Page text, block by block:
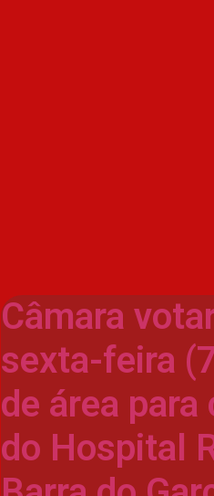
Câmara
sexta-feira
de área
do Hospital